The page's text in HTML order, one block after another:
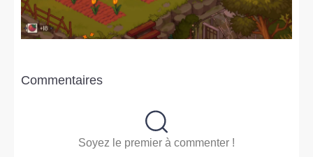
Commentaires
Soyez le premier à commenter !